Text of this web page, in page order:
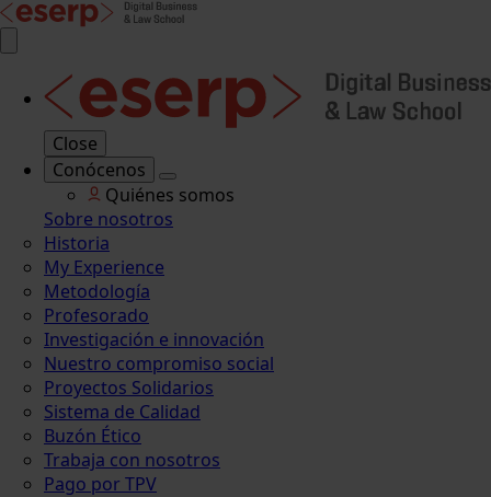
Close
Conócenos
Quiénes somos
Sobre nosotros
Historia
My Experience
Metodología
Profesorado
Investigación e innovación
Nuestro compromiso social
Proyectos Solidarios
Sistema de Calidad
Buzón Ético
Trabaja con nosotros
Pago por TPV